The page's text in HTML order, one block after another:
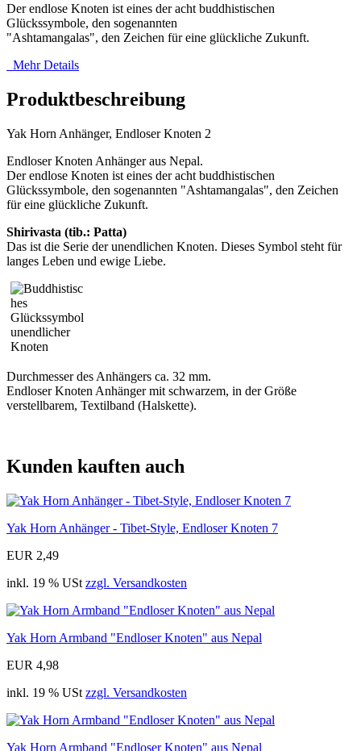
Der endlose Knoten ist eines der acht buddhistischen
Glückssymbole, den sogenannten
"Ashtamangalas", den Zeichen für eine glückliche Zukunft.
Mehr Details
Produktbeschreibung
Yak Horn Anhänger, Endloser Knoten 2
Endloser Knoten Anhänger aus Nepal.
Der endlose Knoten ist eines der acht buddhistischen
Glückssymbole, den sogenannten "Ashtamangalas", den Zeichen
für eine glückliche Zukunft.
Shirivasta (tib.: Patta)
Das ist die Serie der unendlichen Knoten. Dieses Symbol steht für
langes Leben und ewige Liebe.
Durchmesser des Anhängers ca. 32 mm.
Endloser Knoten Anhänger mit schwarzem, in der Größe
verstellbarem, Textilband (Halskette).
Kunden kauften auch
Yak Horn Anhänger - Tibet-Style, Endloser Knoten 7
EUR 2,49
inkl. 19 % USt zzgl. Versandkosten
Yak Horn Armband "Endloser Knoten" aus Nepal
EUR 4,98
inkl. 19 % USt zzgl. Versandkosten
Yak Horn Armband "Endloser Knoten" aus Nepal